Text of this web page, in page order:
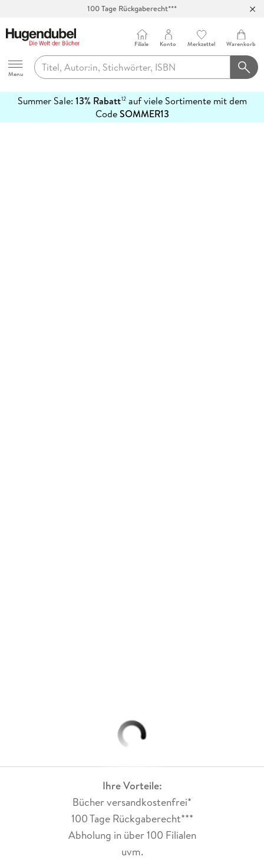
100 Tage Rückgaberecht***
Hugendubel
Menu
Filiale Konto Merkzettel Warenkorb
Summer Sale: 13% Rabatt12auf viele Sortimente mit dem
CodeSOMMER13
erfahren
Ihre Vorteile:
Bücher versandkostenfrei*
100 Tage Rückgaberecht***
Abholung in über 100 Filialen
uvm.